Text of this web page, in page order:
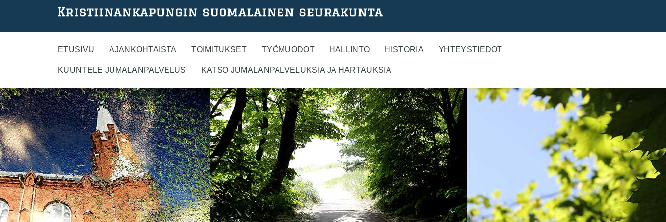
ETUSIVU AJANKOHTAISTA TOIMITUKSET TYÖMUODOT HALLINTO HISTORIA YHTEYSTIEDOT
KUUNTELE JUMALANPALVELUS KATSO JUMALANPALVELUKSIA JA HARTAUKSIA